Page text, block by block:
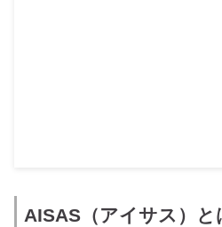
AISAS（アイサス）と